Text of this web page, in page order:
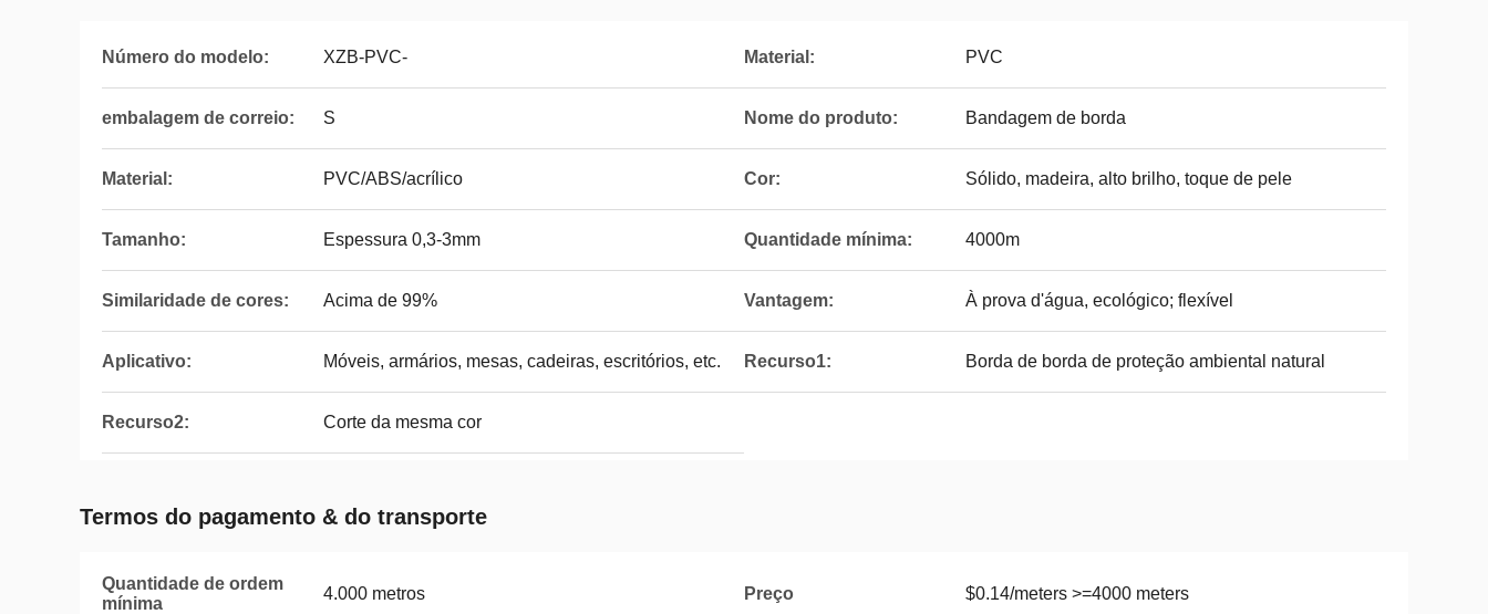
Número do modelo: XZB-PVC- Material: PVC
embalagem de correio: S Nome do produto: Bandagem de borda
Material: PVC/ABS/acrílico Cor: Sólido, madeira, alto brilho, toque de pele
Tamanho: Espessura 0,3-3mm Quantidade mínima: 4000m
Similaridade de cores: Acima de 99% Vantagem: À prova d'água, ecológico; flexível
Aplicativo: Móveis, armários, mesas, cadeiras, escritórios, etc. Recurso1: Borda de borda de proteção ambiental natural
Recurso2: Corte da mesma cor
Termos do pagamento & do transporte
Quantidade de ordem
mínima
4.000 metros Preço $0.14/meters >=4000 meters